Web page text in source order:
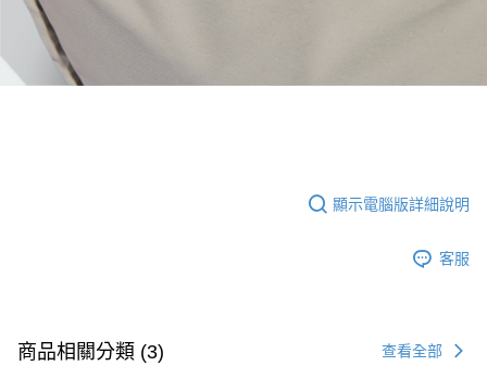
顯示電腦版詳細說明
客服
商品相關分類 (3) 查看全部